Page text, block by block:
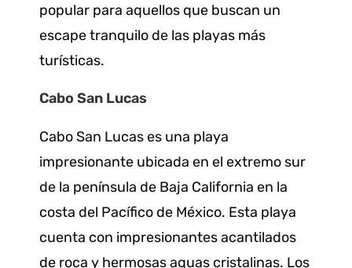
popular para aquellos que buscan un
escape tranquilo de las playas más
turísticas.
Cabo San Lucas
Cabo San Lucas es una playa
impresionante ubicada en el extremo sur
de la península de Baja California en la
costa del Pacífico de México. Esta playa
cuenta con impresionantes acantilados
de roca y hermosas aguas cristalinas. Los